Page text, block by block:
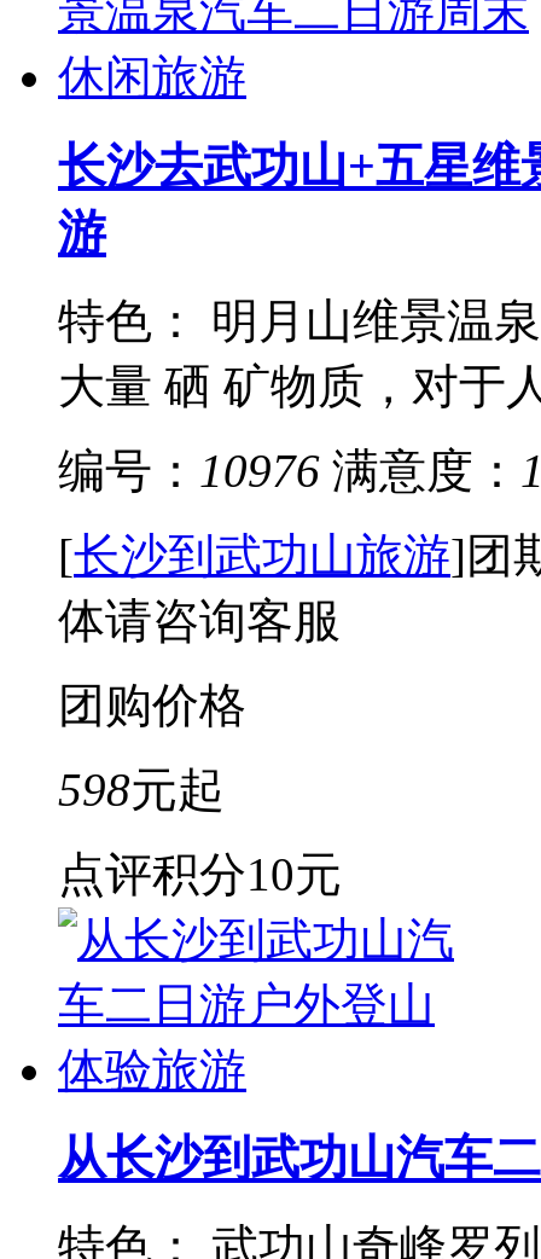
长沙去武功山+五星
游
特色： 明月山维景温
大量 硒 矿物质，对于
编号： 10976 满意度：
[长沙到武功山旅游]团
体请咨询客服
团购价格
598元起
点评积分10元
从长沙到武功山汽车
特色： 武功山奇峰罗